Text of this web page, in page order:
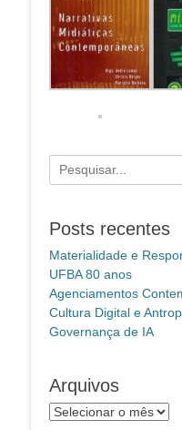
Pesquisar
por:
Posts recentes
Materialidade e
UFBA 80 anos
Agenciamentos
Cultura Digital e
Governança de IA
Arquivos
Arquivos